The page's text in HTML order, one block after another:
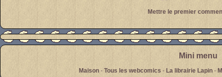
Mettre le premier
Mini menu
Maison- Tous les webcomics - La librairie Lapin-